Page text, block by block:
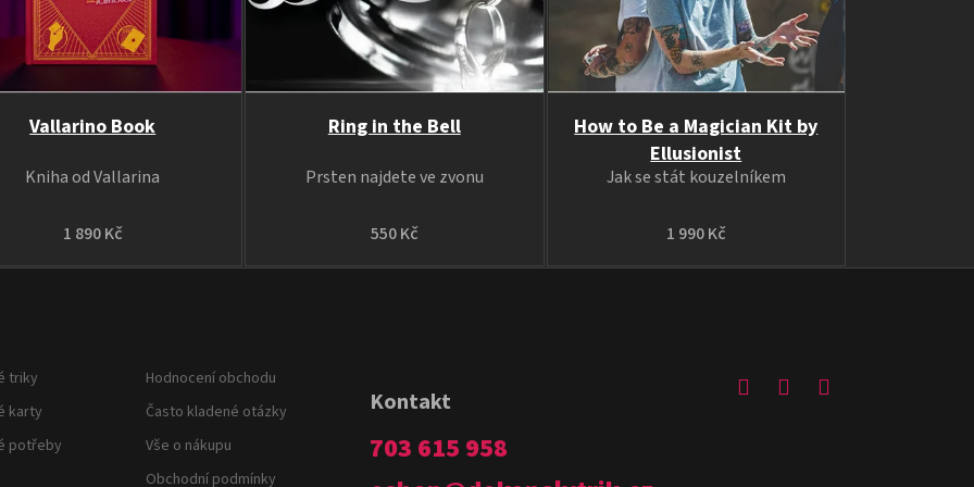
Vallarino Book
1 890 Kč
Kniha od Vallarina
Ring in the Bell
550 Kč
Prsten najdete ve zvonu
How to Be a Magician Kit by
Ellusionist
1 990 Kč
Jak se stát kouzelníkem
triky
karty
potřeby
Hodnocení obchodu
Často kladené otázky
Vše o nákupu
Obchodní podmínky
Kontakt
703 615 958